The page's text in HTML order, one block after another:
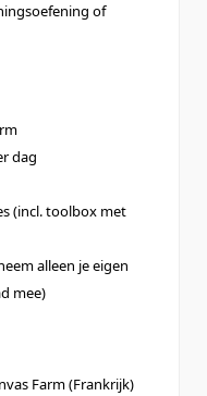
of
dag
(incl. toolbox met
alleen je eigen
mee)
Farm (Frankrijk)